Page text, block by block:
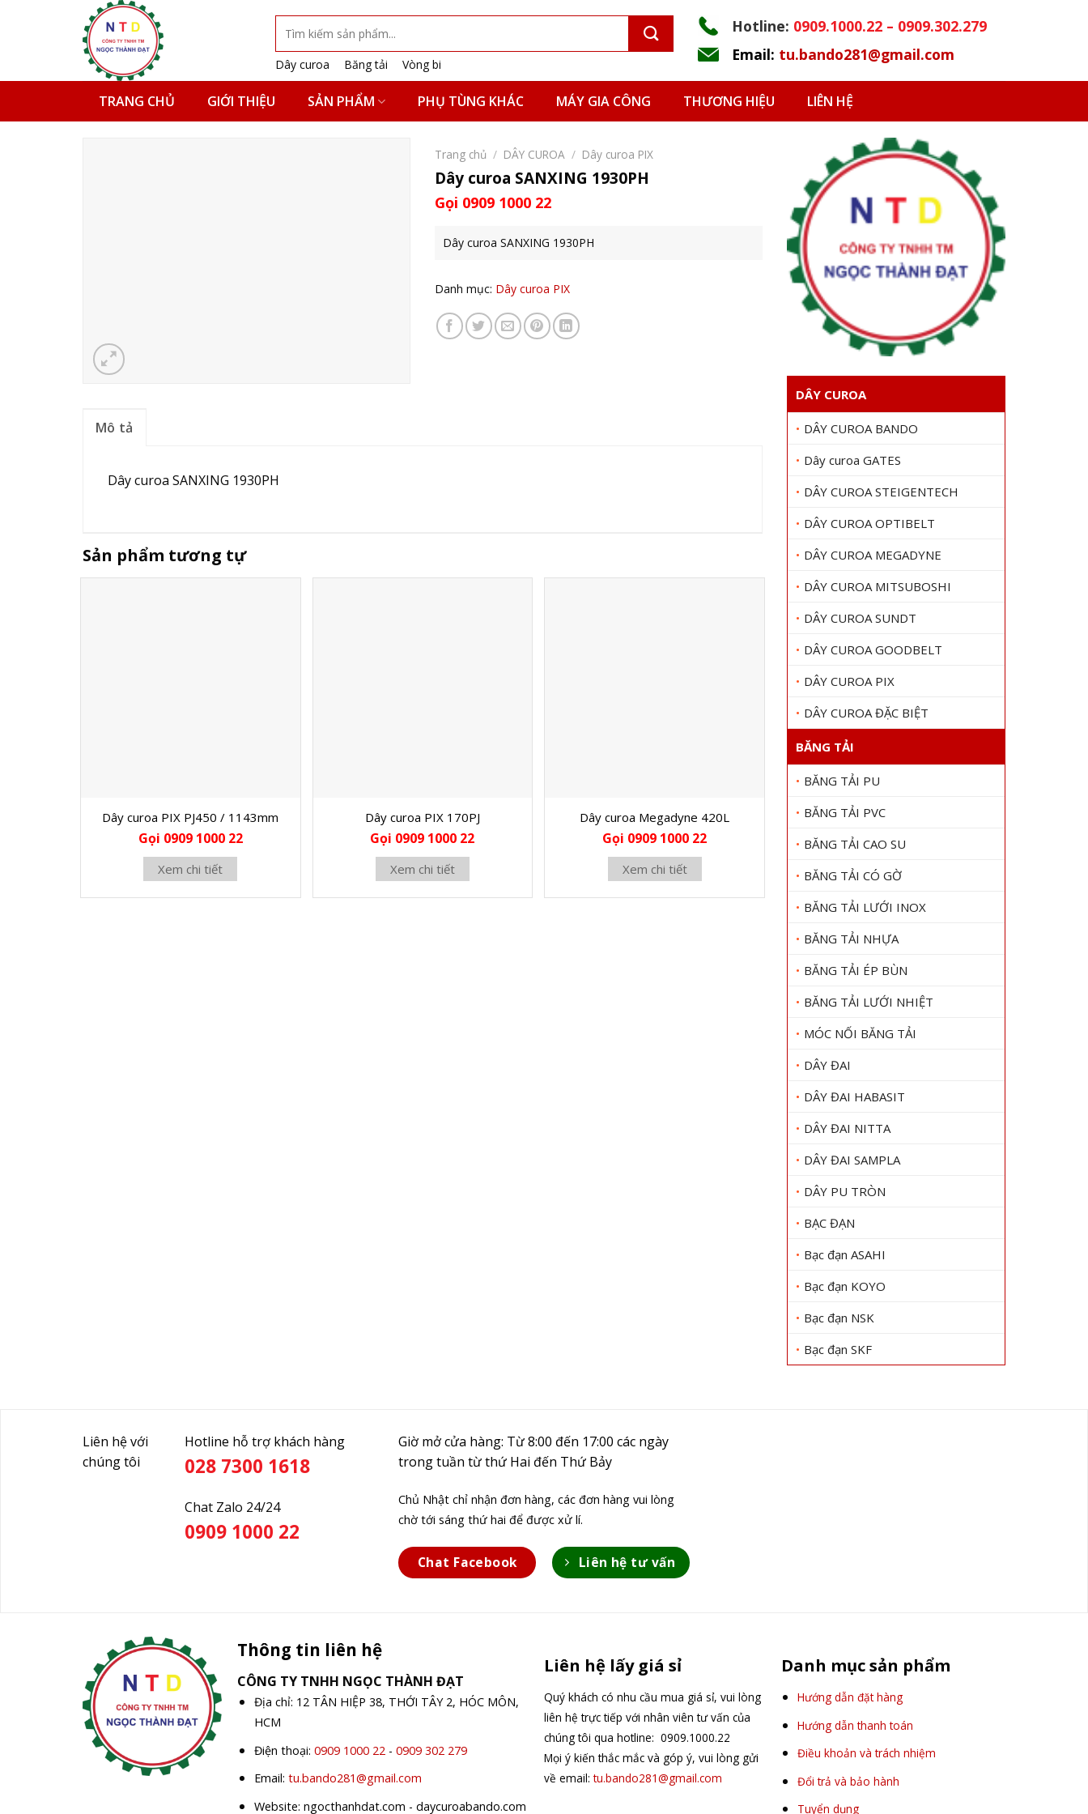
kiếm:
Dây curoa
Băng tải Vòng bi
Hotline: 0909.1000.22 – 0909.302.279
Email: tu.bando281@gmail.com
TRANG CHỦ GIỚI THIỆU SẢN PHẨM PHỤ TÙNG KHÁC MÁY GIA CÔNG THƯƠNG HIỆU LIÊN HỆ
DÂY CUROA
DÂY CUROA BANDO
Dây curoa GATES
DÂY CUROA STEIGENTECH
DÂY CUROA OPTIBELT
DÂY CUROA MEGADYNE
DÂY CUROA MITSUBOSHI
DÂY CUROA SUNDT
DÂY CUROA GOODBELT
DÂY CUROA PIX
DÂY CUROA ĐẶC BIỆT
BĂNG TẢI
BĂNG TẢI PU
BĂNG TẢI PVC
BĂNG TẢI CAO SU
BĂNG TẢI CÓ GỜ
BĂNG TẢI LƯỚI INOX
BĂNG TẢI NHỰA
BĂNG TẢI ÉP BÙN
BĂNG TẢI LƯỚI NHIỆT
MÓC NỐI BĂNG TẢI
DÂY ĐAI
DÂY ĐAI HABASIT
DÂY ĐAI NITTA
DÂY ĐAI SAMPLA
DÂY PU TRÒN
BẠC ĐẠN
Bạc đạn ASAHI
Bạc đạn KOYO
Bạc đạn NSK
Bạc đạn SKF
Trang chủ / DÂY CUROA / Dây curoa PIX
Dây curoa SANXING 1930PH
Gọi 0909 1000 22
Dây curoa SANXING 1930PH
Danh mục: Dây curoa PIX
Mô tả
Dây curoa SANXING 1930PH
Sản phẩm tương tự
Dây curoa PIX PJ450 / 1143mm
Gọi 0909 1000 22
Xem chi tiết
Dây curoa PIX 170PJ
Gọi 0909 1000 22
Xem chi tiết
Dây curoa Megadyne 420L
Gọi 0909 1000 22
Xem chi tiết
Dây curoa Pix FM29
Gọi 0909 1000 22
Xem chi tiết
Liên hệ với
chúng tôi
Hotline hỗ trợ khách hàng
028 7300 1618
Chat Zalo 24/24
0909 1000 22
Giờ mở cửa hàng: Từ 8:00 đến 17:00 các ngày
trong tuần từ thứ Hai đến Thứ Bảy
Chủ Nhật chỉ nhận đơn hàng, các đơn hàng vui lòng
chờ tới sáng thứ hai để được xử lí.
Chat Facebook Liên hệ tư vấn
Thông tin liên hệ
CÔNG TY TNHH NGỌC THÀNH ĐẠT
Địa chỉ: 12 TÂN HIỆP 38, THỚI TÂY 2, HÓC MÔN,
HCM
Điện thoại:0909 1000 22 -0909 302 279
Email:tu.bando281@gmail.com
Website: ngocthanhdat.com - daycuroabando.com
Liên hệ lấy giá sỉ
Quý khách có nhu cầu mua giá sỉ, vui lòng
liên hệ trực tiếp với nhân viên tư vấn của
chúng tôi qua hotline: 0909.1000.22
Mọi ý kiến thắc mắc và góp ý, vui lòng gửi
về email:tu.bando281@gmail.com
Danh mục sản phẩm
Hướng dẫn đặt hàng
Hướng dẫn thanh toán
Điều khoản và trách nhiệm
Đổi trả và bảo hành
Tuyển dụng